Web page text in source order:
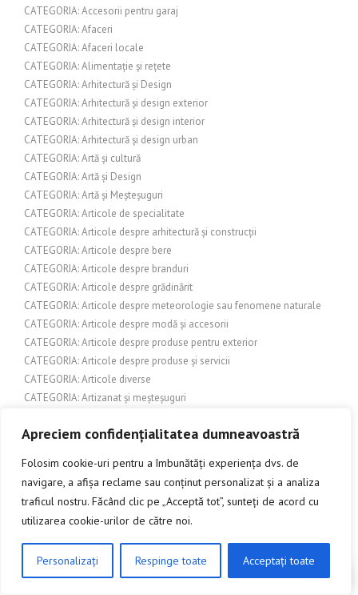
Apreciem confidențialitatea dumneavoastră
Folosim cookie-uri pentru a îmbunătăți experiența dvs. de
navigare, a afișa reclame sau conținut personalizat și a analiza
traficul nostru. Făcând clic pe „Acceptă tot”, sunteți de acord cu
utilizarea cookie-urilor de către noi.
Personalizați Respinge toate Acceptați toate
CATEGORIA: Accesorii pentru garaj
CATEGORIA: Afaceri
CATEGORIA: Afaceri locale
CATEGORIA: Alimentație și rețete
CATEGORIA: Arhitectură și Design
CATEGORIA: Arhitectură și design exterior
CATEGORIA: Arhitectură și design interior
CATEGORIA: Arhitectură și design urban
CATEGORIA: Artă și cultură
CATEGORIA: Artă și Design
CATEGORIA: Artă și Meșteșuguri
CATEGORIA: Articole de specialitate
CATEGORIA: Articole despre arhitectură și construcții
CATEGORIA: Articole despre bere
CATEGORIA: Articole despre branduri
CATEGORIA: Articole despre grădinărit
CATEGORIA: Articole despre meteorologie sau fenomene naturale
CATEGORIA: Articole despre modă și accesorii
CATEGORIA: Articole despre produse pentru exterior
CATEGORIA: Articole despre produse și servicii
CATEGORIA: Articole diverse
CATEGORIA: Artizanat și meșteșuguri
CATEGORIA: Botanică
CATEGORIA: Comerț și Retail
CATEGORIA: Confort și Design Interior
CATEGORIA: Constructii
CATEGORIA: Constructii si amenajari exterioare
CATEGORIA: Construcții și amenajări interioare
CATEGORIA: Construcții și arhitectură
CATEGORIA: Construcții și design interior
CLICK AICI PENTRU A DISCUTA